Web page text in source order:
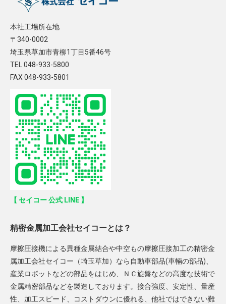
本社工場所在地
〒340-0002
埼玉県草加市青柳1丁目5番46号
TEL 048-933-5800
FAX 048-933-5801
【 セイコー 公式 LINE 】
精密金属加工会社セイコーとは？
摩擦圧接機による異種金属結合や中空もの摩擦圧接加工の精密金
属加工会社セイコー（埼玉草加）なら自動車部品(車輛の部品)、
産業ロボットなどの部品をはじめ、ＮＣ旋盤などの高度な技術で
金属精密部品などを製造しております。接合強度、安定性、量産
性、加工スピード、コストダウンに優れる、他社ではできない難